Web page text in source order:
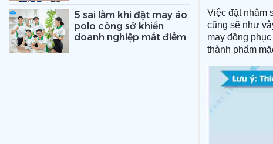
5 sai lầm khi đặt may áo
polo công sở khiến
doanh nghiệp mất điểm
Việc đặt nhằm
cũng sẽ như
may đồng
thành phẩm